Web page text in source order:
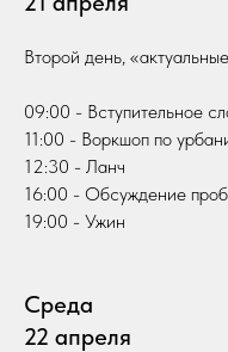
Второй день,
09:00 - Вступительное
11:00 - Воркшоп по
12:30 - Ланч
16:00 - Обсуждение
19:00 - Ужин
Среда
22 апреля